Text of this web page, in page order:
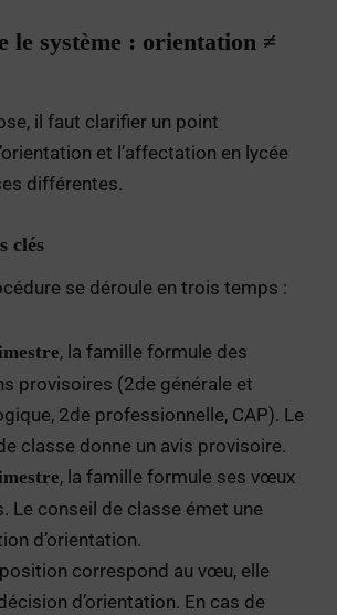
le système : orientation ≠
il faut clarifier un point
et l’affectation en lycée
différentes.
clés
se déroule en trois temps :
, la famille formule des
provisoires (2de générale et
2de professionnelle, CAP). Le
classe donne un avis provisoire.
, la famille formule ses vœux
Le conseil de classe émet une
d’orientation.
correspond au vœu, elle
d’orientation. En cas de